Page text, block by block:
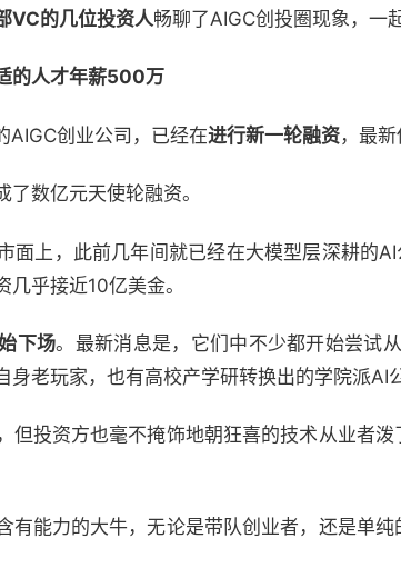
VC的几位投资人畅聊了AIGC创投圈现象，一
的人才年薪500万
AIGC创业公司，已经在进行新一轮融资，最
数亿元天使轮融资。
面上，此前几年间就已经在大模型层深耕的
乎接近10亿美金。
下场。最新消息是，它们中不少都开始尝试
老玩家，也有高校产学研转换出的学院派AI
但投资方也毫不掩饰地朝狂喜的技术从业者
有能力的大牛，无论是带队创业者，还是单